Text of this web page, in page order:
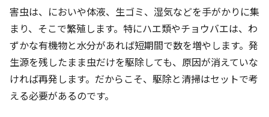
害虫は、においや体液、生ゴミ、湿気などを手がかりに集
まり、そこで繁殖します。特にハエ類やチョウバエは、わ
ずかな有機物と水分があれば短期間で数を増やします。発
生源を残したまま虫だけを駆除しても、原因が消えていな
ければ再発します。だからこそ、駆除と清掃はセットで考
える必要があるのです。